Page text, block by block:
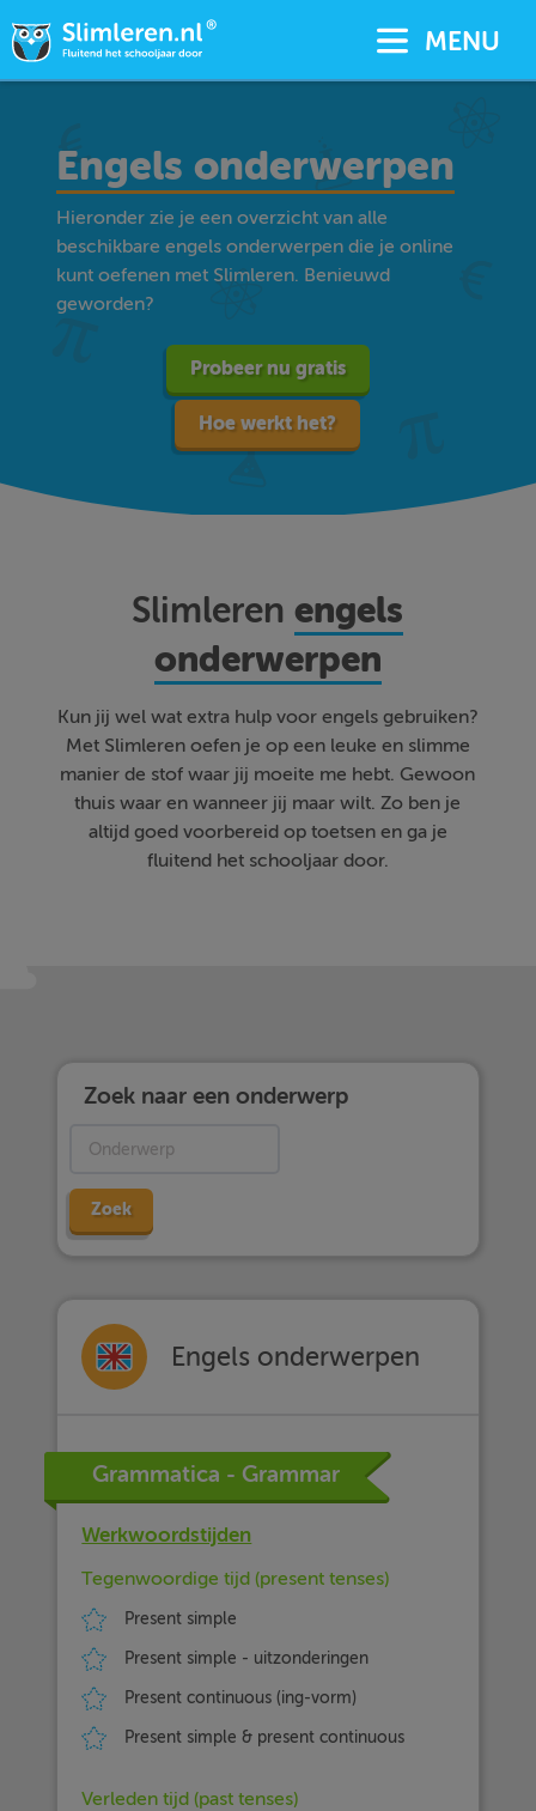
MENU
Engels onderwerpen
Hieronder zie je een overzicht van alle
beschikbare engels onderwerpen die je online
kunt oefenen met Slimleren. Benieuwd
geworden?
Probeer nu gratis
Hoe werkt het?
Slimlerenengels
onderwerpen
Kun jij wel wat extra hulp voor engels gebruiken?
Met Slimleren oefen je op een leuke en slimme
manier de stof waar jij moeite me hebt. Gewoon
thuis waar en wanneer jij maar wilt. Zo ben je
altijd goed voorbereid op toetsen en ga je
fluitend het schooljaar door.
Zoek naar een onderwerp
Zoek
Engels onderwerpen
Grammatica - Grammar
Werkwoordstijden
Tegenwoordige tijd (present tenses)
Present simple
Present simple - uitzonderingen
Present continuous (ing-vorm)
Present simple & present continuous
Verleden tijd (past tenses)